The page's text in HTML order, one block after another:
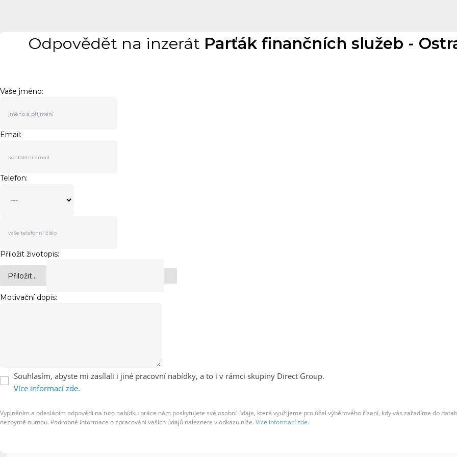
Odpovědět na inzerát Parťák finančních služeb -
Vaše jméno:
Email:
Telefon:
Přiložit životopis:
Přiložit...
Motivační dopis:
Souhlasím, abyste mi zasílali i jiné pracovní nabídky, a to i v rámci skupiny Direct Group.
Více informací zde.
Vyplněním a odesláním odpovědi na tuto nabídku práce nám poskytujete své osobní údaje, které využijeme pro účel výběrového řízení, kdy vás zařadíme do
nezbytně nutnou. Podrobné informace o zpracování vašich údajů naleznete v odkazu níže. Více informací zde.